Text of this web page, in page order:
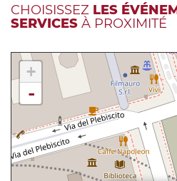
CHOISISSEZ LES
SERVICES À PROXIMITÉ
+
-